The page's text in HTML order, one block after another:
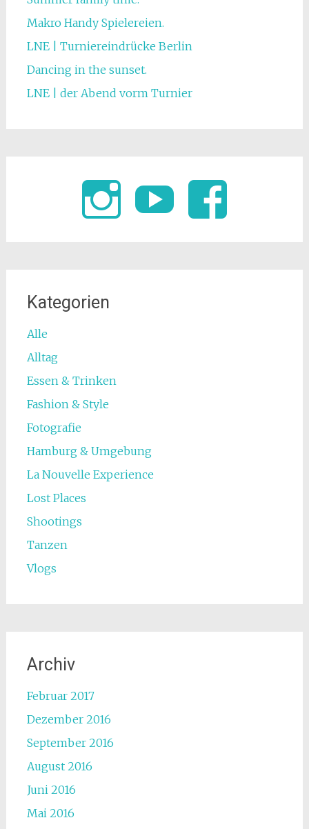
Makro Handy Spielereien.
LNE | Turniereindrücke Berlin
Dancing in the sunset.
LNE | der Abend vorm Turnier
Kategorien
Alle
Alltag
Essen & Trinken
Fashion & Style
Fotografie
Hamburg & Umgebung
La Nouvelle Experience
Lost Places
Shootings
Tanzen
Vlogs
Archiv
Februar 2017
Dezember 2016
September 2016
August 2016
Juni 2016
Mai 2016